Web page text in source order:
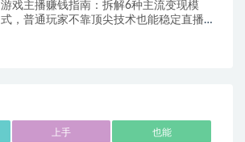
游戏主播赚钱指南：拆解6种主流变现模
式，普通玩家不靠顶尖技术也能稳定直播增
上手 也能